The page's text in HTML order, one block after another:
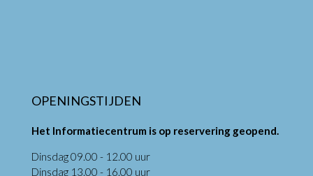
OPENINGSTIJDEN
Het Informatiecentrum is op reservering geopend.
Dinsdag 09.00 - 12.00 uur
Dinsdag 13.00 - 16.00 uur